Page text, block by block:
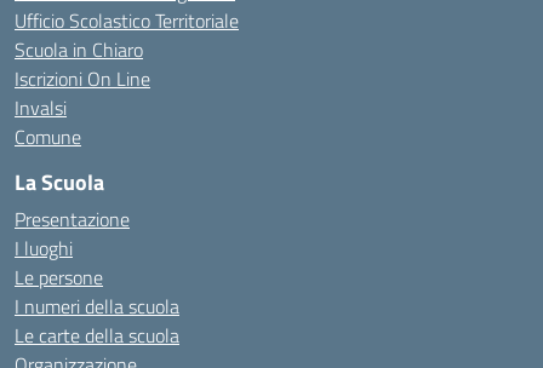
Ufficio Scolastico Territoriale
Scuola in Chiaro
Iscrizioni On Line
Invalsi
Comune
La Scuola
Presentazione
I luoghi
Le persone
I numeri della scuola
Le carte della scuola